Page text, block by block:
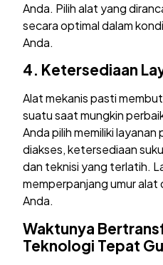
Anda. Pilih alat yang
secara optimal dalam
Anda.
4. Ketersediaan
Alat mekanis pasti
suatu saat mungkin
Anda pilih memiliki layanan
diakses, ketersediaan
dan teknisi yang terlatih.
memperpanjang umur alat
Anda.
Waktunya
Teknologi Tepat